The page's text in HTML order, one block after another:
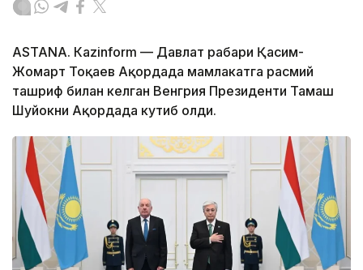
ASTANА. Кazinform — Давлат раҳбари Қасим-
Жомарт Тоқаев Ақордада мамлакатга расмий
ташриф билан келган Венгрия Президенти Тамаш
Шуйокни Ақордада кутиб олди.